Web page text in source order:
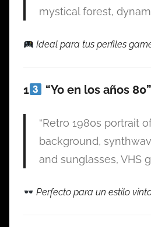
mystical forest,
Ideal para tus perfiles
1 “Yo en los años 80”
“Retro 1980s portrait
background,
and sunglasses, VHS
Perfecto para un estilo